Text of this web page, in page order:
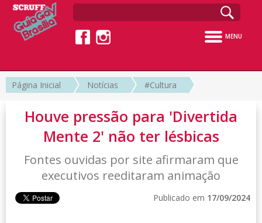
MENU
Página Inicial Notícias #Cultura
Houve pressão para 'Divertida
Mente 2' não ter lésbicas
Fontes ouvidas por site afirmaram que
executivos reeditaram animação
Publicado em 17/09/2024